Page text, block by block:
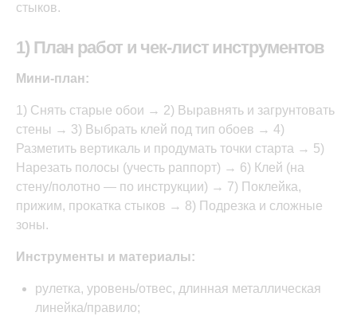
стыков.
1) План работ и чек-лист инструментов
Мини-план:
1) Снять старые обои → 2) Выравнять и загрунтовать
стены → 3) Выбрать клей под тип обоев → 4)
Разметить вертикаль и продумать точки старта → 5)
Нарезать полосы (учесть раппорт) → 6) Клей (на
стену/полотно — по инструкции) → 7) Поклейка,
прижим, прокатка стыков → 8) Подрезка и сложные
зоны.
Инструменты и материалы:
рулетка, уровень/отвес, длинная металлическая
линейка/правило;